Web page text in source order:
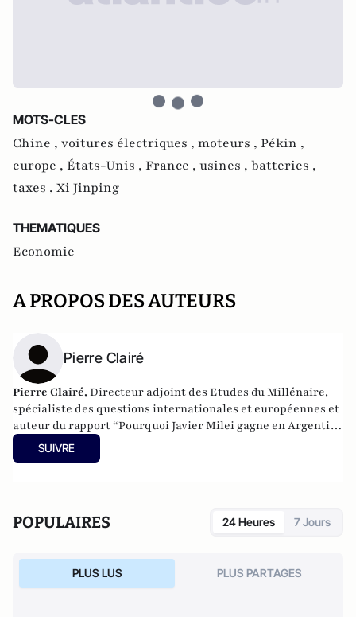
MOTS-CLES
Chine , voitures électriques , moteurs , Pékin ,
europe , États-Unis , France , usines , batteries ,
taxes , Xi Jinping
THEMATIQUES
Economie
A PROPOS DES AUTEURS
Pierre Clairé
Pierre Clairé,Directeur adjoint des Etudes du Millénaire,
spécialiste des questions internationales et européennes et
auteur du rapport “Pourquoi Javier Milei gagne en Argentine
?”
SUIVRE
POPULAIRES 24 Heures 7 Jours
PLUS LUS PLUS PARTAGES